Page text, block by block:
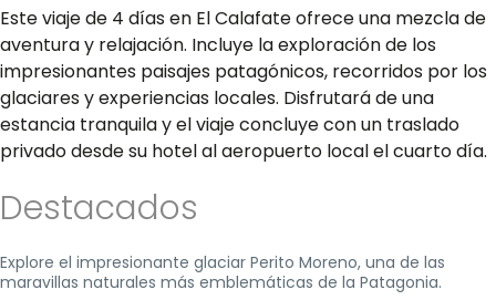
Este viaje de 4 días en El Calafate ofrece una mezcla de
aventura y relajación. Incluye la exploración de los
impresionantes paisajes patagónicos, recorridos por los
glaciares y experiencias locales. Disfrutará de una
estancia tranquila y el viaje concluye con un traslado
privado desde su hotel al aeropuerto local el cuarto día.
Destacados
Explore el impresionante glaciar Perito Moreno, una de las
maravillas naturales más emblemáticas de la Patagonia.